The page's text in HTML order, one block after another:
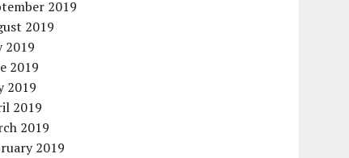
2019
2019
2019
2019
2019
2019
2019
2019